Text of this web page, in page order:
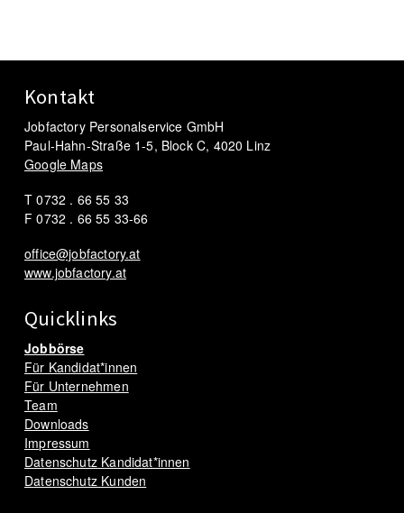
Kontakt
Jobfactory Personalservice GmbH
Paul-Hahn-Straße 1-5, Block C, 4020 Linz
Google Maps
T 0732 . 66 55 33
F 0732 . 66 55 33-66
office@jobfactory.at
www.jobfactory.at
Quicklinks
Jobbörse
Für Kandidat*innen
Für Unternehmen
Team
Downloads
Impressum
Datenschutz Kandidat*innen
Datenschutz Kunden